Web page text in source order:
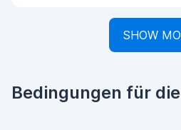
SHOW
Bedingungen für die